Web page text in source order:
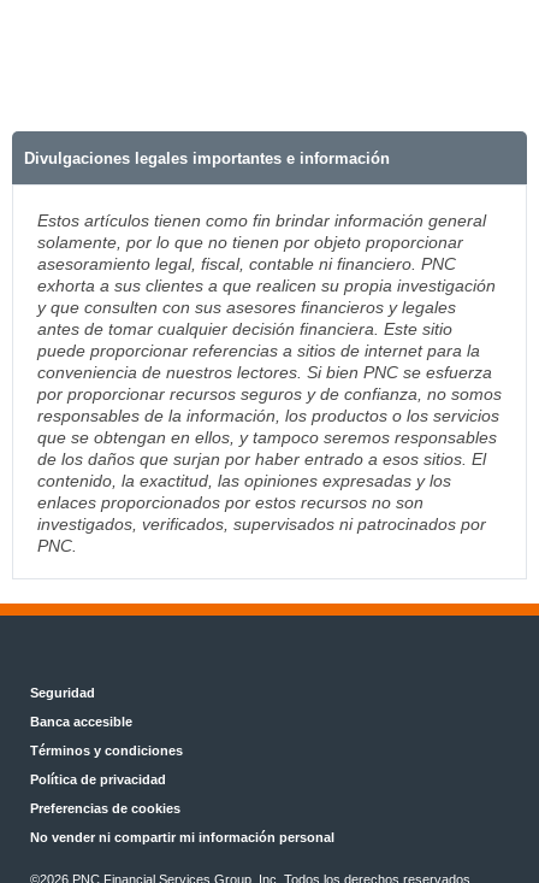
Divulgaciones legales importantes e información
Estos artículos tienen como fin brindar información general
solamente, por lo que no tienen por objeto proporcionar
asesoramiento legal, fiscal, contable ni financiero. PNC
exhorta a sus clientes a que realicen su propia investigación
y que consulten con sus asesores financieros y legales
antes de tomar cualquier decisión financiera. Este sitio
puede proporcionar referencias a sitios de internet para la
conveniencia de nuestros lectores. Si bien PNC se esfuerza
por proporcionar recursos seguros y de confianza, no somos
responsables de la información, los productos o los servicios
que se obtengan en ellos, y tampoco seremos responsables
de los daños que surjan por haber entrado a esos sitios. El
contenido, la exactitud, las opiniones expresadas y los
enlaces proporcionados por estos recursos no son
investigados, verificados, supervisados ni patrocinados por
PNC.
Seguridad
Banca accesible
Términos y condiciones
Política de privacidad
Preferencias de cookies
No vender ni compartir mi información personal
©2026 PNC Financial Services Group, Inc. Todos los derechos reservados.